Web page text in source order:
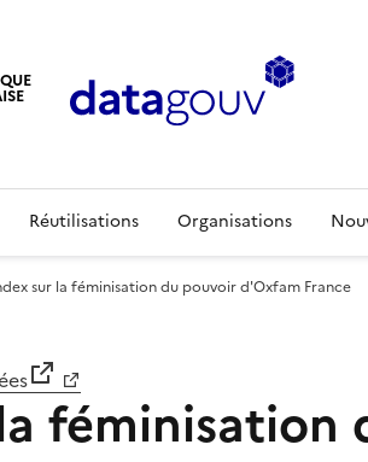
Réutilisations Organisations
sur la féminisation du pouvoir d'Oxfam France
féminisation